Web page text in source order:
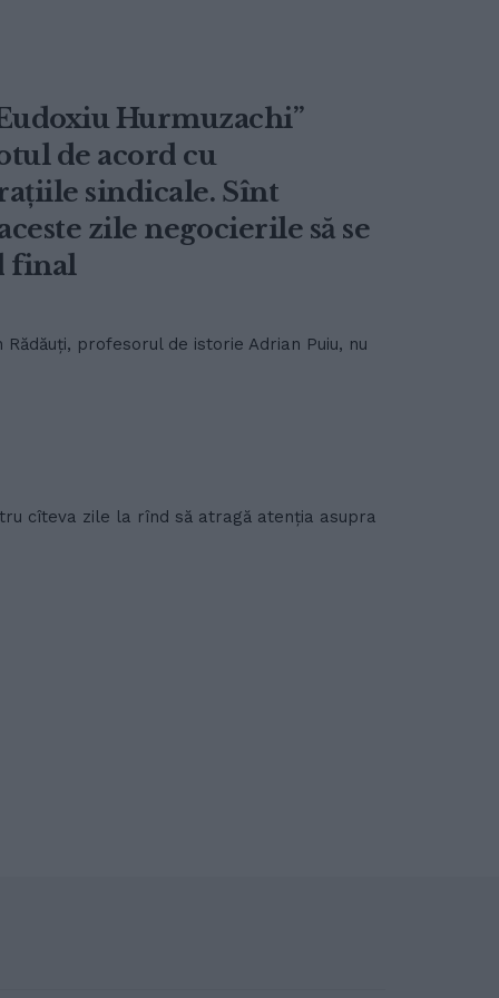
Hurmuzachi”
de acord cu
sindicale. Sînt
zile negocierile să se
final
profesorul de istorie Adrian Puiu, nu
cîteva zile la rînd să atragă atenția asupra